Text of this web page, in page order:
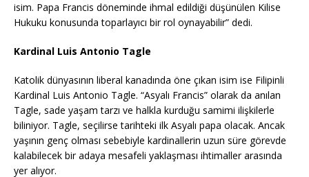
isim. Papa Francis döneminde ihmal edildiği düşünülen Kilise
Hukuku konusunda toparlayıcı bir rol oynayabilir” dedi.
Kardinal Luis Antonio Tagle
Katolik dünyasının liberal kanadında öne çıkan isim ise Filipinli
Kardinal Luis Antonio Tagle. “Asyalı Francis” olarak da anılan
Tagle, sade yaşam tarzı ve halkla kurduğu samimi ilişkilerle
biliniyor. Tagle, seçilirse tarihteki ilk Asyalı papa olacak. Ancak
yaşının genç olması sebebiyle kardinallerin uzun süre görevde
kalabilecek bir adaya mesafeli yaklaşması ihtimaller arasında
yer alıyor.